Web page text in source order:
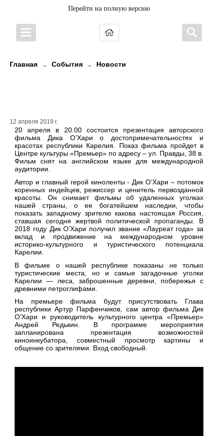
Перейти на полную версию
Главная → События → Новости
12 апреля 2019 г.
20 апреля в 20.00 состоится презентация авторского
фильма Дика О’Хари о достопримечательностях и
красотах республики Карелия. Показ фильма пройдет в
Центре культуры «Премьер» по адресу – ул. Правды, 38 в.
Фильм снят на английском языке для международной
аудитории.
Автор и главный герой киноленты - Дик О’Хари – потомок
коренных индейцев, режиссер и ценитель первозданной
красоты. Он снимает фильмы об удаленных уголках
нашей страны, о ее богатейшем наследии, чтобы
показать западному зрителю какова настоящая Россия,
ставшая сегодня жертвой политической пропаганды. В
2018 году Дик О’Хари получил звание «Лауреат года» за
вклад и продвижение на международном уровне
историко-культурного и туристического потенциала
Карелии.
В фильме о нашей республике показаны не только
туристические места, но и самые загадочные уголки
Карелии — леса, заброшенные деревни, побережья с
древними петроглифами.
На премьере фильма будут присутствовать Глава
республики Артур Парфенчиков, сам автор фильма Дик
О’Хари и руководитель культурного центра «Премьер»
Андрей Редькин. В программе мероприятия
запланирована презентация возможностей
киноинкубатора, совместный просмотр картины и
общение со зрителями. Вход свободный.